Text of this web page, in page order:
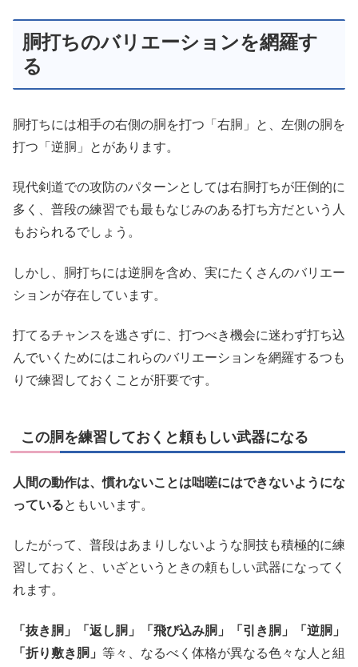
胴打ちのバリエーションを網羅す
る
胴打ちには相手の右側の胴を打つ「右胴」と、左側の胴を
打つ「逆胴」とがあります。
現代剣道での攻防のパターンとしては右胴打ちが圧倒的に
多く、普段の練習でも最もなじみのある打ち方だという人
もおられるでしょう。
しかし、胴打ちには逆胴を含め、実にたくさんのバリエー
ションが存在しています。
打てるチャンスを逃さずに、打つべき機会に迷わず打ち込
んでいくためにはこれらのバリエーションを網羅するつも
りで練習しておくことが肝要です。
この胴を練習しておくと頼もしい武器になる
人間の動作は、慣れないことは咄嗟にはできないようにな
っているともいいます。
したがって、普段はあまりしないような胴技も積極的に練
習しておくと、いざというときの頼もしい武器になってく
れます。
「抜き胴」「返し胴」「飛び込み胴」「引き胴」「逆胴」
「折り敷き胴」 等々、なるべく体格が異なる色々な人と組